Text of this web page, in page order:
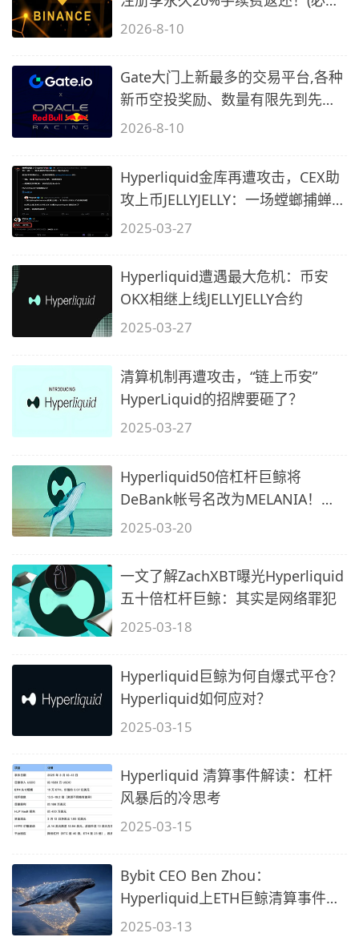
2)
2026-8-10
Gate大门上新最多的交易平台,各种
新币空投奖励、数量有限先到先
得…
2026-8-10
Hyperliquid金库再遭攻击，CEX助
攻上币JELLYJELLY：一场螳螂捕蝉，
黄雀
2025-03-27
Hyperliquid遭遇最大危机：币安
OKX相继上线JELLYJELLY合约
2025-03-27
清算机制再遭攻击，“链上币安”
HyperLiquid的招牌要砸了？
2025-03-27
Hyperliquid50倍杠杆巨鲸将
DeBank帐号名改为MELANIA！
ZachXBT将曝光其
2025-03-20
一文了解ZachXBT曝光Hyperliquid
五十倍杠杆巨鲸：其实是网络罪犯
2025-03-18
Hyperliquid巨鲸为何自爆式平仓？
Hyperliquid如何应对？
2025-03-15
Hyperliquid 清算事件解读：杠杆
风暴后的冷思考
2025-03-15
Bybit CEO Ben Zhou：
Hyperliquid上ETH巨鲸清算事件显
示DEX高杠杆风险
2025-03-13